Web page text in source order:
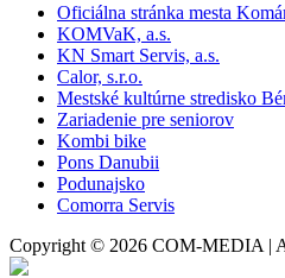
Oficiálna stránka mesta
KOMVaK, a.s.
KN Smart Servis, a.s.
Calor, s.r.o.
Mestské kultúrne stredisko
Zariadenie pre seniorov
Kombi bike
Pons Danubii
Podunajsko
Comorra Servis
Copyright © 2026 COM-MEDIA |